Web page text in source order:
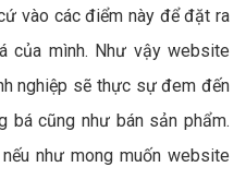
vào các điểm này để đặt ra
của mình. Như vậy website
nghiệp sẽ thực sự đem đến
bá cũng như bán sản phẩm.
như mong muốn website